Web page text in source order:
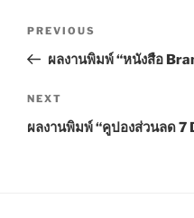
s
t
n
P
r
v
i
PREVIOUS
ผลงานพิมพ์ “หนังสือ
N
e
NEXT
ผลงานพิมพ์ “คูปองส่วนลด 7